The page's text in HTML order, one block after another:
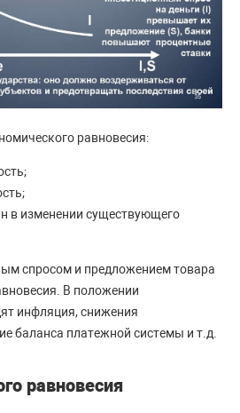
равновесия:
в изменении существующего
спросом и предложением товара
В положении
инфляция, снижения
баланса платежной системы и т.д.
равновесия